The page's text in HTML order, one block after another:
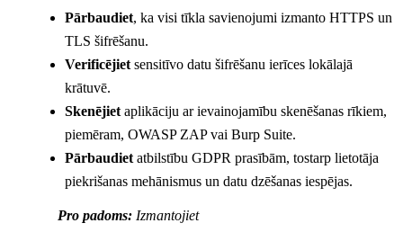
Pārbaudiet, ka visi tīkla savienojumi izmanto HTTPS un
TLS šifrēšanu.
Verificējiet sensitīvo datu šifrēšanu ierīces lokālajā
krātuvē.
Skenējiet aplikāciju ar ievainojamību skenēšanas rīkiem,
piemēram, OWASP ZAP vai Burp Suite.
Pārbaudiet atbilstību GDPR prasībām, tostarp lietotāja
piekrišanas mehānismus un datu dzēšanas iespējas.
Pro padoms: Izmantojiet